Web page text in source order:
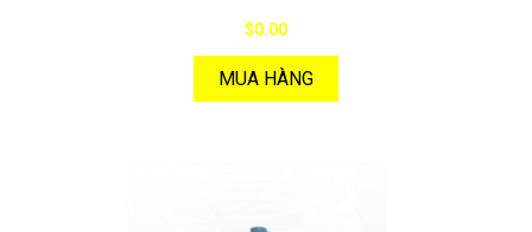
$0.00
MUA HÀNG